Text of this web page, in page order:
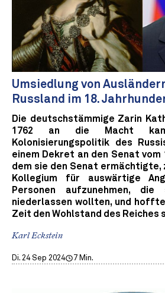
Umsiedlung von
Russland im 18.
Die deutschstämmige Zarin
1762 an die Macht
Kolonisierungspolitik des
einem Dekret an den Senat vom
dem sie den Senat ermächtigte,
Kollegium für auswärtige
Personen aufzunehmen,
niederlassen wollten, und
Zeit den Wohlstand des Reiches
Karl Eckstein
Di. 24 Sep 2024 7 Min.